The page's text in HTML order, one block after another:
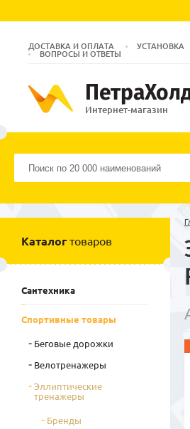
ДОСТАВКА И ОПЛАТА УСТАНОВКА
ВОПРОСЫ И ОТВЕТЫ
Интернет-магазин
Каталог товаров
Сантехника
Спортивные товары
Беговые дорожки
Велотренажеры
Эллиптические
тренажеры
Бренды